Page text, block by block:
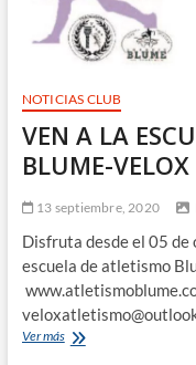
NOTICIAS CLUB
VEN A LA
BLUME-VELOX
13 septiembre, 2020
Disfruta desde el 05
escuela de atletismo
Ver másVEN